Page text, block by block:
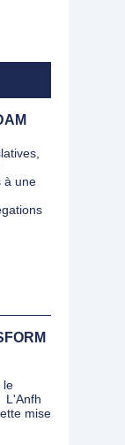
à une
le
L'Anfh
mise